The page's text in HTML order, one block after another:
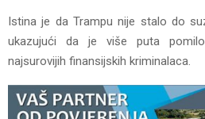
Istina je da Trampu nije stalo do
ukazujući da je više puta
najsurovijih finansijskih kriminalaca.